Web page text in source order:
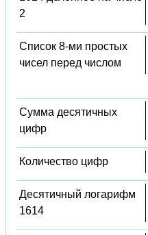
2
Список 8-ми простых
чисел перед числом
Сумма десятичных
цифр
Количество цифр
Десятичный логарифм
1614